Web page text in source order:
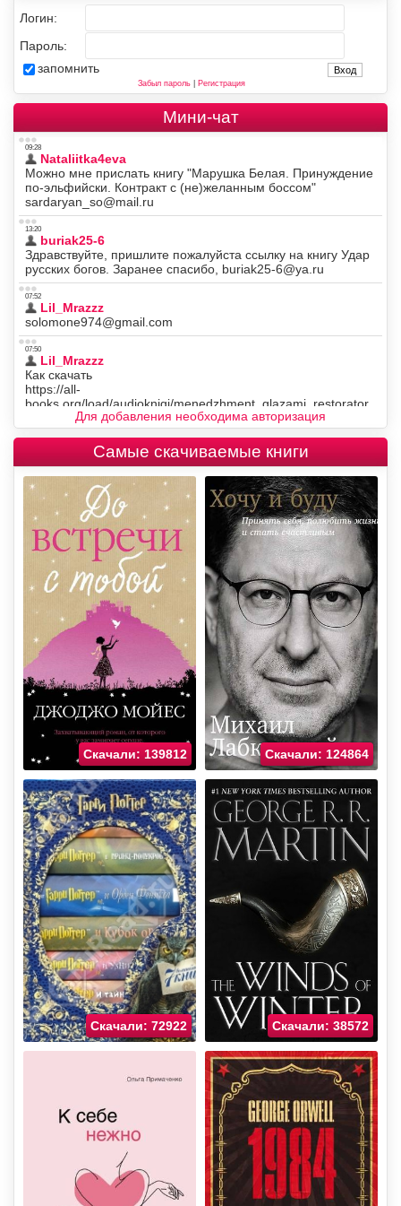
Логин:
Пароль:
запомнить
Забыл пароль| Регистрация
Мини-чат
Для добавления необходима авторизация
Самые скачиваемые книги
Скачали: 139812 Скачали: 124864
Скачали: 72922 Скачали: 38572